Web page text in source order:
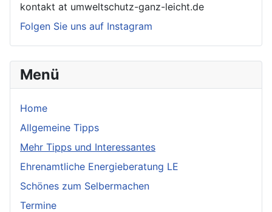
kontakt at umweltschutz-ganz-leicht.de
Folgen Sie uns auf Instagram
Menü
Home
Allgemeine Tipps
Mehr Tipps und Interessantes
Ehrenamtliche Energieberatung LE
Schönes zum Selbermachen
Termine